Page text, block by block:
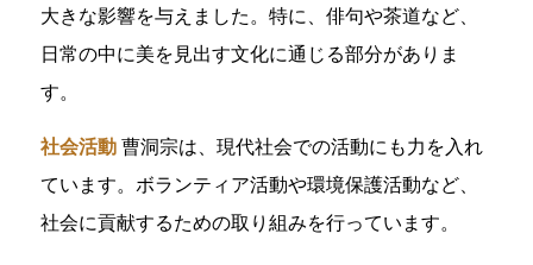
大きな影響を与えました。特に、俳句や茶道など、
日常の中に美を見出す文化に通じる部分がありま
す。
社会活動曹洞宗は、現代社会での活動にも力を入れ
ています。ボランティア活動や環境保護活動など、
社会に貢献するための取り組みを行っています。